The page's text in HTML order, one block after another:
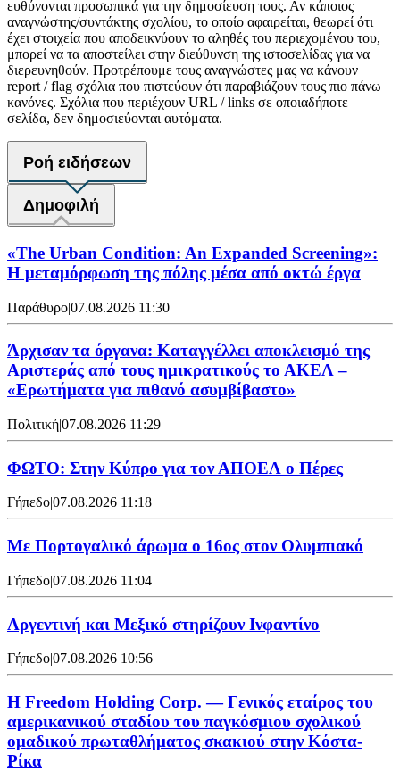
ευθύνονται προσωπικά για την δημοσίευση τους. Αν κάποιος
αναγνώστης/συντάκτης σχολίου, το οποίο αφαιρείται, θεωρεί ότι
έχει στοιχεία που αποδεικνύουν το αληθές του περιεχομένου του,
μπορεί να τα αποστείλει στην διεύθυνση της ιστοσελίδας για να
διερευνηθούν. Προτρέπουμε τους αναγνώστες μας να κάνουν
report / flag σχόλια που πιστεύουν ότι παραβιάζουν τους πιο πάνω
κανόνες. Σχόλια που περιέχουν URL / links σε οποιαδήποτε
σελίδα, δεν δημοσιεύονται αυτόματα.
Ροή ειδήσεων
Δημοφιλή
«The Urban Condition: An Expanded Screening»:
Η μεταμόρφωση της πόλης μέσα από οκτώ έργα
Παράθυρο|07.08.2026 11:30
Άρχισαν τα όργανα: Καταγγέλλει αποκλεισμό της
Αριστεράς από τους ημικρατικούς το ΑΚΕΛ –
«Ερωτήματα για πιθανό ασυμβίβαστο»
Πολιτική|07.08.2026 11:29
ΦΩΤΟ: Στην Κύπρο για τον ΑΠΟΕΛ ο Πέρες
Γήπεδο|07.08.2026 11:18
Με Πορτογαλικό άρωμα ο 16ος στον Ολυμπιακό
Γήπεδο|07.08.2026 11:04
Αργεντινή και Μεξικό στηρίζουν Ινφαντίνο
Γήπεδο|07.08.2026 10:56
Η Freedom Holding Corp. — Γενικός εταίρος του
αμερικανικού σταδίου του παγκόσμιου σχολικού
ομαδικού πρωταθλήματος σκακιού στην Κόστα-
Ρίκα